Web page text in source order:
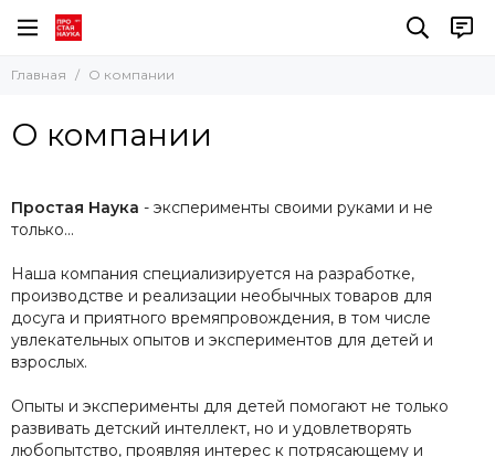
Главная О компании
О компании
Простая Наука - эксперименты своими руками и не
только...
Наша компания специализируется на разработке,
производстве и реализации необычных товаров для
досуга и приятного времяпровождения, в том числе
увлекательных опытов и экспериментов для детей и
взрослых.
Опыты и эксперименты для детей помогают не только
развивать детский интеллект, но и удовлетворять
любопытство, проявляя интерес к потрясающему и